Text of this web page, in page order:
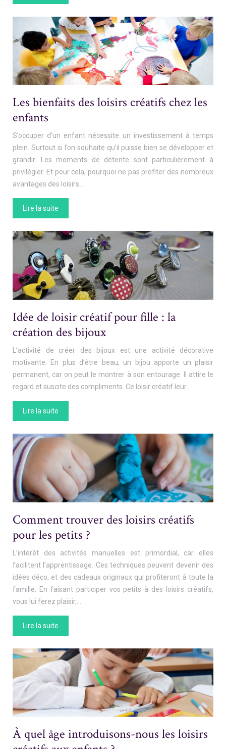
Les bienfaits des loisirs créatifs chez les
enfants
S’occuper d’un enfant nécessite un investissement à temps
plein. Surtout si l’on souhaite qu’il puisse bien se développer et
grandir. Les moments de détente sont particulièrement à
privilégier. Et pour cela, pourquoi ne pas profiter des nombreux
avantages des loisirs…
Lire la suite
Idée de loisir créatif pour fille : la
création des bijoux
L’activité de créer des bijoux est une activité décorative
motivante. En plus d’être beau, un bijou apporte un plaisir
permanent, car on peut le montrer à son entourage. Il attire le
regard et suscite des compliments. Ce loisir créatif leur…
Lire la suite
Comment trouver des loisirs créatifs
pour les petits ?
L’intérêt des activités manuelles est primordial, car elles
facilitent l’apprentissage. Ces techniques peuvent devenir des
idées déco, et des cadeaux originaux qui profiteront à toute la
famille. En faisant participer vos petits à des loisirs créatifs,
vous lui ferez plaisir,…
Lire la suite
À quel âge introduisons-nous les loisirs